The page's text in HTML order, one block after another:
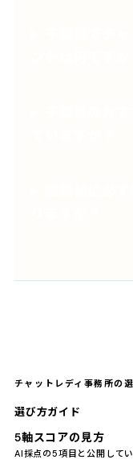
チャットレディ事務所の
選び方ガイド
5軸スコアの見方
AI採点の5項目と公開して